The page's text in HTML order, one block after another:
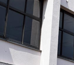
学生